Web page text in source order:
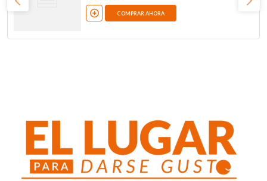
COMPRAR AHORA